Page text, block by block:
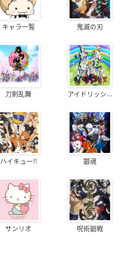
キャラ一覧 鬼滅の刃
刀剣乱舞 アイドリッシ...
ハイキュー!! 銀魂
サンリオ 呪術廻戦